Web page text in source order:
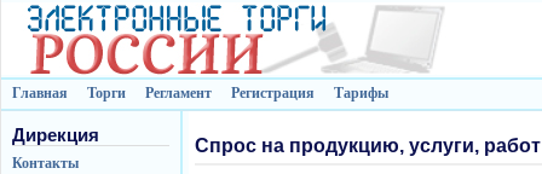
Главная Торги Регламент Регистрация Тарифы
Дирекция
Контакты
Спрос на продукцию, услуги,